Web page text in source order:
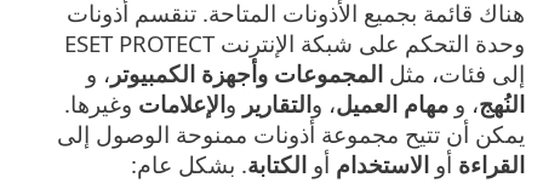
هناك قائمة بجميع الأذونات المتاحة. تنقسم أذونات
وحدة التحكم على شبكة الإنترنت ESET PROTECT
إلى فئات، مثل المجموعات وأجهزة الكمبيوتر ، و
النُهج، و مهام العميل، والتقارير والإعلامات وغيرها.
يمكن أن تتيح مجموعة أذونات ممنوحة الوصول إلى
القراءة أو الاستخدام أو الكتابة. بشكل عام: